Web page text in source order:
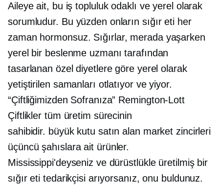
Aileye ait, bu iştopluluk odaklı ve yerel olarak
sorumludur. Bu yüzden onların sığır eti her
zaman hormonsuz. Sığırlar, merada yaşarken
yerel bir beslenme uzmanı tarafından
tasarlanan özel diyetlere göre yerel olarak
yetiştirilen samanları otlatıyor ve yiyor.
“Çiftliğimizden Sofranıza” Remington-Lott
Çiftlikler tüm üretim sürecinin
sahibidir. büyük kutu satın alan market zincirleri
üçüncü şahıslara ait ürünler.
Mississippi'deyseniz ve dürüstlükle üretilmiş bir
sığır eti tedarikçisi arıyorsanız, onu buldunuz.